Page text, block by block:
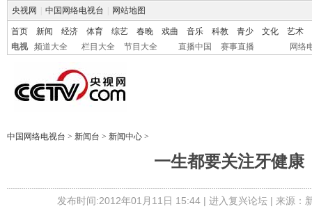
央视网 中国网络电视台 网站地图
首页 新闻 经济 体育 综艺 春晚 戏曲 音乐 科教 青少 文化
艺术
电视
频道大全 栏目大全 节目大全 直播中国 赛事直播 网络
中国网络电视台 > 新闻台 > 新闻中心 >
一生都要关注牙健康
发布时间:2012年01月11日 15:44 | 进入复兴论坛| 来源：